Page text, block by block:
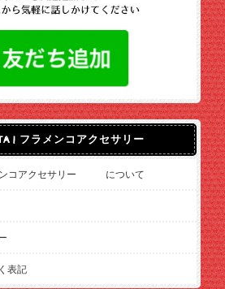
| フラメンコアクセサリー
ンコアクセサリー について
表記